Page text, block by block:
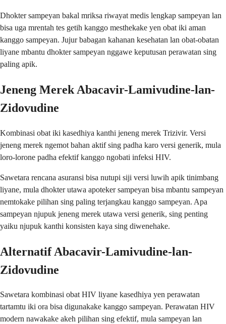
Dhokter sampeyan bakal mriksa riwayat medis lengkap sampeyan lan
bisa uga mrentah tes getih kanggo mesthekake yen obat iki aman
kanggo sampeyan. Jujur babagan kahanan kesehatan lan obat-obatan
liyane mbantu dhokter sampeyan nggawe keputusan perawatan sing
paling apik.
Jeneng Merek Abacavir-Lamivudine-lan-
Zidovudine
Kombinasi obat iki kasedhiya kanthi jeneng merek Trizivir. Versi
jeneng merek ngemot bahan aktif sing padha karo versi generik, mula
loro-lorone padha efektif kanggo ngobati infeksi HIV.
Sawetara rencana asuransi bisa nutupi siji versi luwih apik tinimbang
liyane, mula dhokter utawa apoteker sampeyan bisa mbantu sampeyan
nemtokake pilihan sing paling terjangkau kanggo sampeyan. Apa
sampeyan njupuk jeneng merek utawa versi generik, sing penting
yaiku njupuk kanthi konsisten kaya sing diwenehake.
Alternatif Abacavir-Lamivudine-lan-
Zidovudine
Sawetara kombinasi obat HIV liyane kasedhiya yen perawatan
tartamtu iki ora bisa digunakake kanggo sampeyan. Perawatan HIV
modern nawakake akeh pilihan sing efektif, mula sampeyan lan